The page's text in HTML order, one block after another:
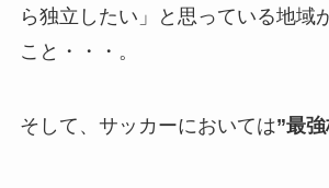
ら独立したい」と思っている地域
こと・・・。
そして、サッカーにおいては”最